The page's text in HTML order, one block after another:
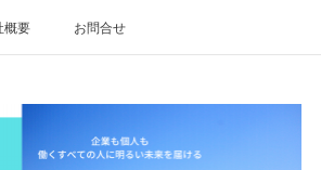
概要 お問合せ